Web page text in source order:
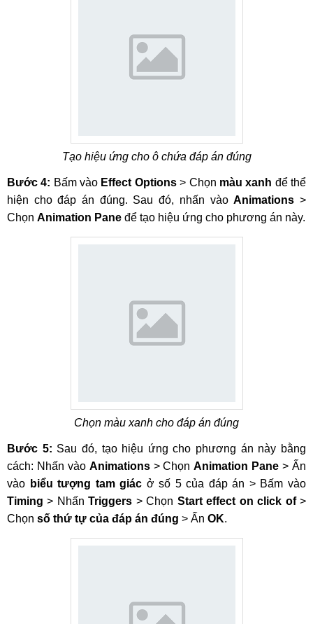
Tạo hiệu ứng cho ô chứa đáp án đúng
Bước 4: Bấm vào Effect Options> Chọn màu xanh để thể
hiện cho đáp án đúng. Sau đó, nhấn vàoAnimations >
Chọn Animation Pane để tạo hiệu ứng cho phương án này.
Chọn màu xanh cho đáp án đúng
Bước 5: Sau đó, tạo hiệu ứng cho phương án này bằng
cách: Nhấn vào Animations> ChọnAnimation Pane > Ấn
vào biểu tượng tam giác ở số 5 của đáp án > Bấm vào
Timing > NhấnTriggers > Chọn Start effect on click of>
Chọn số thứ tự của đáp án đúng > Ấn OK.